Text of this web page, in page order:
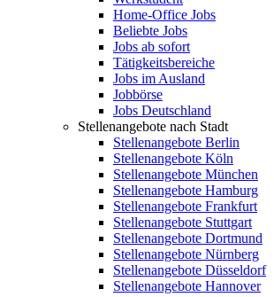
Home-Office Jobs
Beliebte Jobs
Jobs ab sofort
Tätigkeitsbereiche
Jobs im Ausland
Jobbörse
Jobs Deutschland
Stellenangebote nach Stadt
Stellenangebote Berlin
Stellenangebote Köln
Stellenangebote München
Stellenangebote Hamburg
Stellenangebote Frankfurt
Stellenangebote Stuttgart
Stellenangebote Dortmund
Stellenangebote Nürnberg
Stellenangebote Düsseldorf
Stellenangebote Hannover